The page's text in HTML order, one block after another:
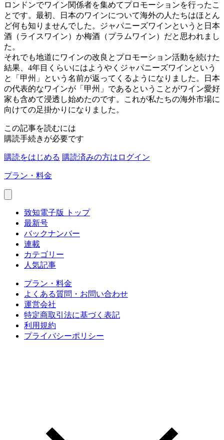
ロンドンでワイン関係者を集めてプロモーションを行ったこ
とです。最初、日本のワインについて海外の人たちはほとん
ど何も知りませんでした。ジャパニーズワインというと日本
酒（ライスワイン）か梅酒（プラムワイン）だと思われまし
た。
それでも地道にワインの改良とプロモーション活動を続けた
結果、4年目くらいにはようやくジャパニーズワインという
と「甲州」という名前が返ってくるようになりました。日本
の代表的なワインが「甲州」であるということがワイン愛好
家も含めて浸透し始めたのです。これが私たちの海外市場に
向けての足掛かりになりました。
この記事を読むには
購読手続きが必要です
購読をはじめる 購読済みの方はログイン
プラン・料金
致知電子版 トップ
最新号
バックナンバー
連載
カテゴリー
人気記事
プラン・料金
よくある質問・お問い合わせ
運営会社
特定商取引法に基づく表記
利用規約
プライバシーポリシー